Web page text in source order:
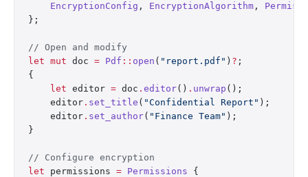
    EncryptionConfig
, EncryptionAlgorithm ,
};
// Open and modify
let mut doc = Pdf :: open ( "report.pdf" ) ? ;
{
    let
editor = doc . editor() . unwrap ();
    editor
. set_title ( "Confidential Report" );
    editor
. set_author( "Finance Team" );
}
// Configure encryption
let permissions = Permissions {